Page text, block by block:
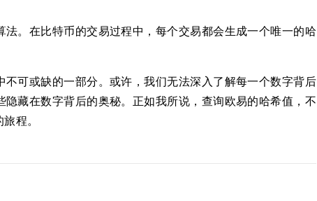
。在比特币的交易过程中，每个交易都会生成一个唯一的哈
可或缺的一部分。或许，我们无法深入了解每一个数字背后
藏在数字背后的奥秘。正如我所说，查询欧易的哈希值，不
程。